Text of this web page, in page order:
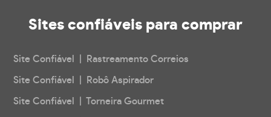
Sites confiáveis para comprar
Site Confiável | Rastreamento Correios
Site Confiável | Robô Aspirador
Site Confiável | Torneira Gourmet